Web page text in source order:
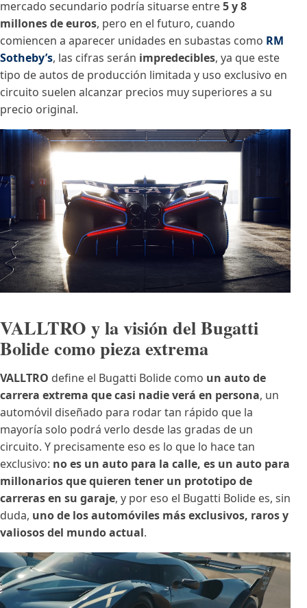
mercado secundario podría situarse entre5 y 8
millones de euros, pero en el futuro, cuando
comiencen a aparecer unidades en subastas como RM
Sotheby’s, las cifras serán impredecibles, ya que este
tipo de autos de producción limitada y uso exclusivo en
circuito suelen alcanzar precios muy superiores a su
precio original.
VALLTRO y la visión del Bugatti
Bolide como pieza extrema
VALLTRO define el Bugatti Bolide como un auto de
carrera extrema que casi nadie verá en persona, un
automóvil diseñado para rodar tan rápido que la
mayoría solo podrá verlo desde las gradas de un
circuito. Y precisamente eso es lo que lo hace tan
exclusivo: no es un auto para la calle, es un auto para
millonarios que quieren tener un prototipo de
carreras en su garaje, y por eso el Bugatti Bolide es, sin
duda, uno de los automóviles más exclusivos, raros y
valiosos del mundo actual.